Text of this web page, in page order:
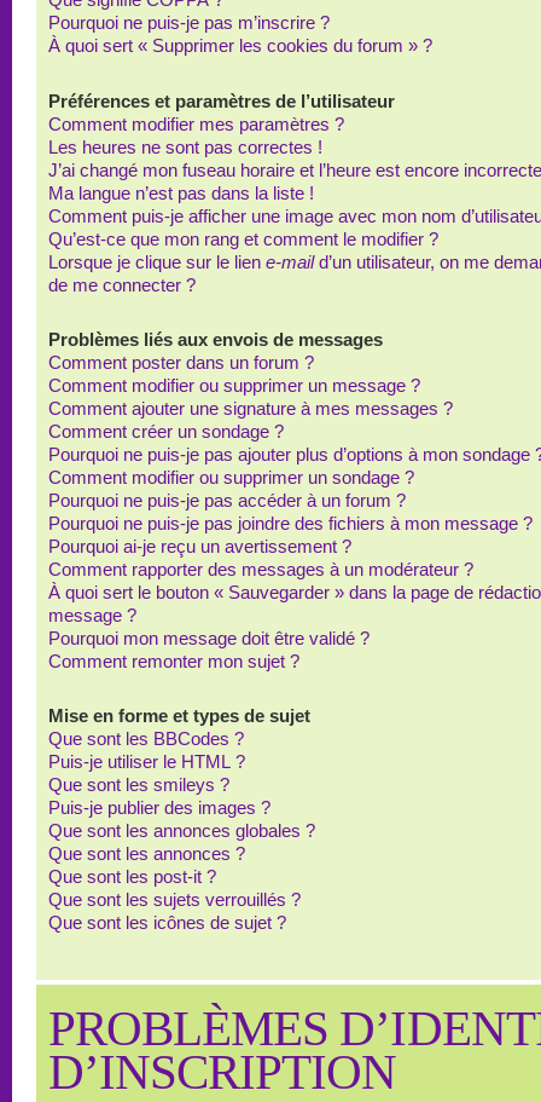
Pourquoi ne puis-je pas m’inscrire ?
À quoi sert « Supprimer les cookies du forum » ?
Préférences et paramètres de l’utilisateur
Comment modifier mes paramètres ?
Les heures ne sont pas correctes !
J’ai changé mon fuseau horaire et l’heure est encore
Ma langue n’est pas dans la liste !
Comment puis-je afficher une image avec mon nom
Qu’est-ce que mon rang et comment le modifier ?
Lorsque je clique sur le lien e-maild’un utilisateur, on me
de me connecter ?
Problèmes liés aux envois de messages
Comment poster dans un forum ?
Comment modifier ou supprimer un message ?
Comment ajouter une signature à mes messages ?
Comment créer un sondage ?
Pourquoi ne puis-je pas ajouter plus d’options à mon sondage
Comment modifier ou supprimer un sondage ?
Pourquoi ne puis-je pas accéder à un forum ?
Pourquoi ne puis-je pas joindre des fichiers à mon message ?
Pourquoi ai-je reçu un avertissement ?
Comment rapporter des messages à un modérateur ?
À quoi sert le bouton « Sauvegarder » dans la page de
message ?
Pourquoi mon message doit être validé ?
Comment remonter mon sujet ?
Mise en forme et types de sujet
Que sont les BBCodes ?
Puis-je utiliser le HTML ?
Que sont les smileys ?
Puis-je publier des images ?
Que sont les annonces globales ?
Que sont les annonces ?
Que sont les post-it ?
Que sont les sujets verrouillés ?
Que sont les icônes de sujet ?
PROBLÈMES
D’INSCRIPTION